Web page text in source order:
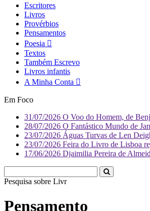
Escritores
Livros
Provérbios
Pensamentos
Poesia
Textos
Também Escrevo
Livros infantis
A Minha Conta
Em Foco
31/07/2026 O Voo do Homem, de
28/07/2026 O Fantástico Mundo de
23/07/2026 Águas Turvas de Len
23/07/2026 Feira do Livro de Lisboa
17/06/2026 Djaimilia Pereira de
Pesquisa sobre Literatura
Pensamento